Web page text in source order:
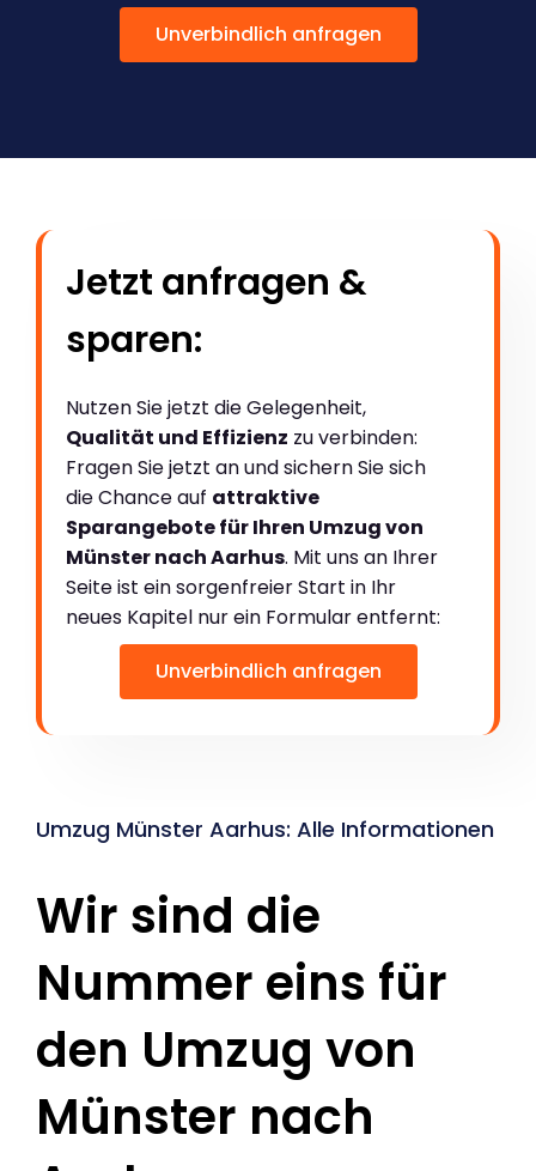
Unverbindlich anfragen
Jetzt anfragen &
sparen:
Nutzen Sie jetzt die Gelegenheit,
Qualität und Effizienz zu verbinden:
Fragen Sie jetzt an und sichern Sie sich
die Chance auf attraktive
Sparangebote für Ihren Umzug von
Münster nach Aarhus. Mit uns an Ihrer
Seite ist ein sorgenfreier Start in Ihr
neues Kapitel nur ein Formular entfernt:
Unverbindlich anfragen
Umzug Münster Aarhus: Alle Informationen
Wir sind die
Nummer eins für
den Umzug von
Münster nach